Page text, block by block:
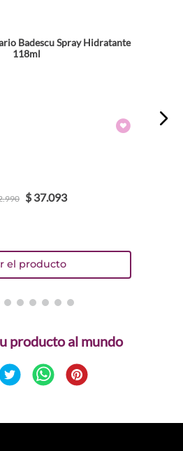
Badescu Spray Hidratante
118ml
.990 $ 37.093